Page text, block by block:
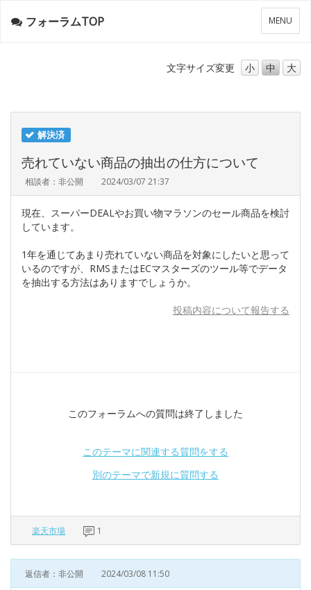
メ
ニ
ー
MENU
フォーラムTOP
文字サイズ変更 小 中 大
解決済
売れていない商品の抽出の仕方について
相談者：非公開 2024/03/07 21:37
現在、スーパーDEALやお買い物マラソンのセール商品を検討
しています。
1年を通じてあまり売れていない商品を対象にしたいと思って
いるのですが、RMSまたはECマスターズのツール等でデータ
を抽出する方法はありますでしょうか。
投稿内容について報告する
このフォーラムへの質問は終了しました
このテーマに関連する質問をする
別のテーマで新規に質問する
楽天市場 1
返信者：非公開 2024/03/08 11:50